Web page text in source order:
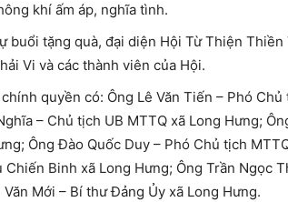
khí ấm áp, nghĩa tình.
buổi tặng quà, đại diện Hội Từ Thiện
Vi và các thành viên của Hội.
quyền có: Ông Lê Văn Tiến – Phó
– Chủ tịch UB MTTQ xã Long Hưng;
Ông Đào Quốc Duy – Phó Chủ tịch
Chiến Binh xã Long Hưng; Ông Trần Ngọc
Văn Mới – Bí thư Đảng Ủy xã Long Hưng.